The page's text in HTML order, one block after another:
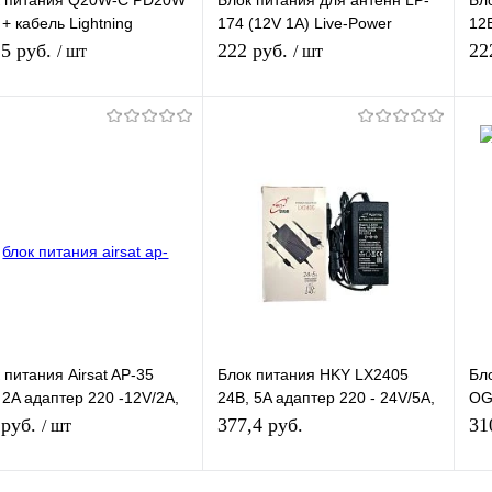
кабель Lightning
устройство с USB-C
руб. / шт
В избранное В наличии
174 (12V 1A) Live-Power
регулируемый, с инжектором
222 руб. / шт
Купить в 1
К
сравнению
В избранное В наличии
питания Airsat AP-35
адаптер 220 -12V/2A,
1,2 м, штекер 5.5*2,5 мм
/ шт
Блок питания HKY LX2405
24В, 5A адаптер 220 - 24V/5A,
штекер 5.5*2,5 мм
377,4 руб.